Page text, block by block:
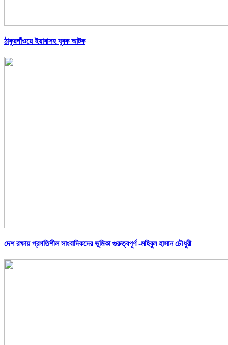
ঠাকুরগাঁওয়ে ইয়াবাসহ যুবক আটক
দেশ রক্ষায় প্রগতিশীল সাংবাদিকদের ভুমিকা গুরুত্বপূর্ণ -মহিবুল হাসান চৌধুরী